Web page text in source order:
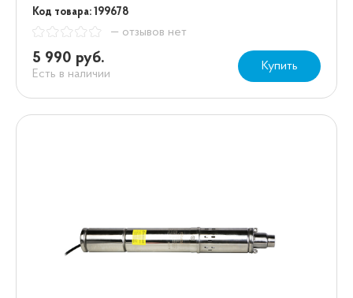
Код товара: 199678
— отзывов нет
5 990 руб.
Есть в наличии
Купить